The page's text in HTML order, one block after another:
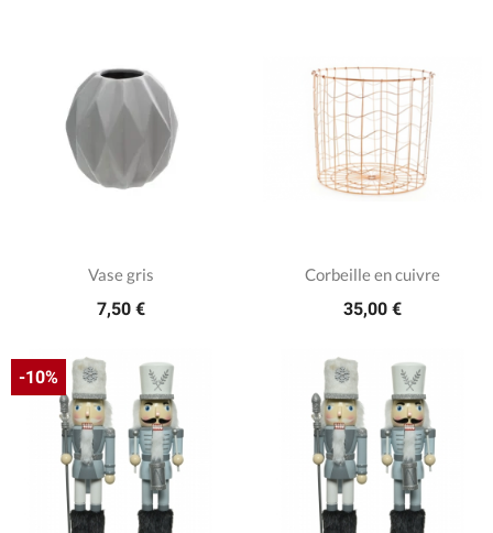
Vase gris
7,50 €
Corbeille en cuivre
35,00 €
-10%